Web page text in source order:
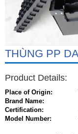
THÙNG PP
Product Details:
Place of Origin:
Brand Name:
Certification:
Model Number: